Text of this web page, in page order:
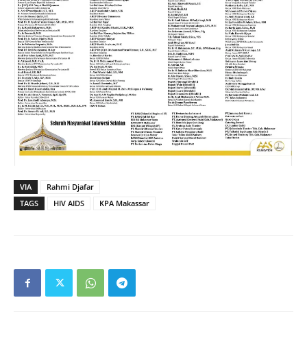
VIA
Rahmi Djafar
TAGS
HIV AIDS KPA Makassar